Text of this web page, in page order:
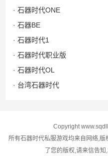
· 石器时代ONE
· 石器BE
· 石器时代1
· 石器时代职业版
· 石器时代OL
· 台湾石器时代
Copyright
所有石器时代私服游戏均来自网络,
了您的版权,请来信告